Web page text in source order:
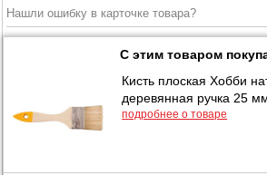
Нашли ошибку в карточке товара?
С этим товаром
Кисть плоская Хобби
деревянная ручка 25
подробнее о товаре